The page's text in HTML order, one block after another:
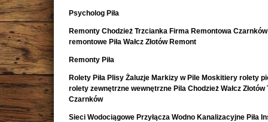
Psycholog Piła
Remonty Chodzież Trzcianka Firma Remontowa Czarnków
remontowe Piła Wałcz Złotów Remont
Remonty Piła
Rolety Piła Plisy Żaluzje Markizy w Pile Moskitiery rolety
rolety zewnętrzne wewnętrzne Pila Chodzież Wałcz Złotów
Czarnków
Sieci Wodociągowe Przyłącza Wodno Kanalizacyjne Piła